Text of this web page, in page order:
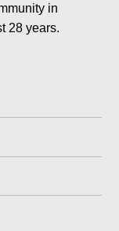
in
28 years.